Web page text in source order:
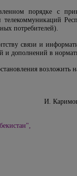
порядке с
телекоммуникаций
потребителей).
связи и
и дополнений в
И.